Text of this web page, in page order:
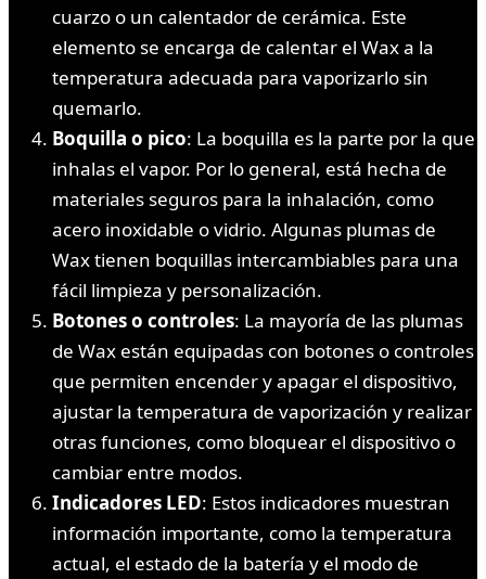
cuarzo o un calentador de cerámica. Este
elemento se encarga de calentar el Wax a la
temperatura adecuada para vaporizarlo sin
quemarlo.
Boquilla o pico: La boquilla es la parte por la que
inhalas el vapor. Por lo general, está hecha de
materiales seguros para la inhalación, como
acero inoxidable o vidrio. Algunas plumas de
Wax tienen boquillas intercambiables para una
fácil limpieza y personalización.
Botones o controles: La mayoría de las plumas
de Wax están equipadas con botones o controles
que permiten encender y apagar el dispositivo,
ajustar la temperatura de vaporización y realizar
otras funciones, como bloquear el dispositivo o
cambiar entre modos.
Indicadores LED: Estos indicadores muestran
información importante, como la temperatura
actual, el estado de la batería y el modo de